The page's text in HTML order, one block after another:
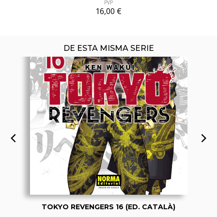
PVP
16,00 €
DE ESTA MISMA SERIE
TOKYO REVENGERS 16 (ED. CATALÀ)